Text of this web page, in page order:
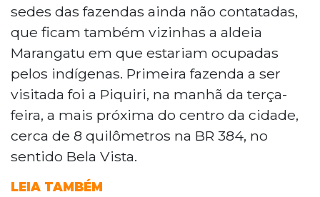
sedes das fazendas ainda não contatadas,
que ficam também vizinhas a aldeia
Marangatu em que estariam ocupadas
pelos indígenas. Primeira fazenda a ser
visitada foi a Piquiri, na manhã da terça-
feira, a mais próxima do centro da cidade,
cerca de 8 quilômetros na BR 384, no
sentido Bela Vista.
LEIA TAMBÉM